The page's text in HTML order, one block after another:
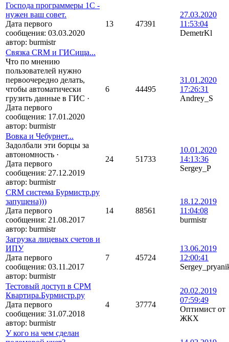
Господа программеры 1С -
нужен ваш совет.
Дата первого
сообщения: 03.03.2020
автор: burmistr
13 47391
27.03.2020
11:53:04
DemetrKl
Связка CRM и ГИСища...
Что по мнению
пользователей нужно
первоочередно делать,
чтобы автоматически
грузить данные в ГИС ·
Дата первого
сообщения: 17.01.2020
автор: burmistr
6 44495
31.01.2020
17:26:31
Andrey_S
Вовка и Чебурнет...
Задолбали эти борцы за
автономность ·
Дата первого
сообщения: 27.12.2019
автор: burmistr
24 51733
10.01.2020
14:13:36
Sergey_P
CRM система Бурмистр.ру
запущена)))
Дата первого
сообщения: 21.08.2017
автор: burmistr
14 88561
18.12.2019
11:04:08
burmistr
Загрузка лицевых счетов и
ИПУ
Дата первого
сообщения: 03.11.2017
автор: burmistr
7 45724
13.06.2019
12:00:41
Тестовый доступ в СРМ
Квартира.Бурмистр.ру
Дата первого
сообщения: 31.07.2018
автор: burmistr
4 37774
20.02.2019
07:59:49
Оптимист от
ЖКХ
У кого на чем сделан